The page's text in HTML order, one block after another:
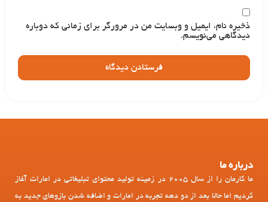
ذخیره نام، ایمیل و وبسایت من در مرورگر برای زمانی که دوباره
دیدگاهی می‌نویسم.
درباره ما
ما کارمان را از سال 2005 در زمینه تولید محتوای تبلیغاتی در امارات آغاز
کردیم اما حالا بعد از دو دهه تجربه در امارات و اضافه شدن بازوهای جدید به